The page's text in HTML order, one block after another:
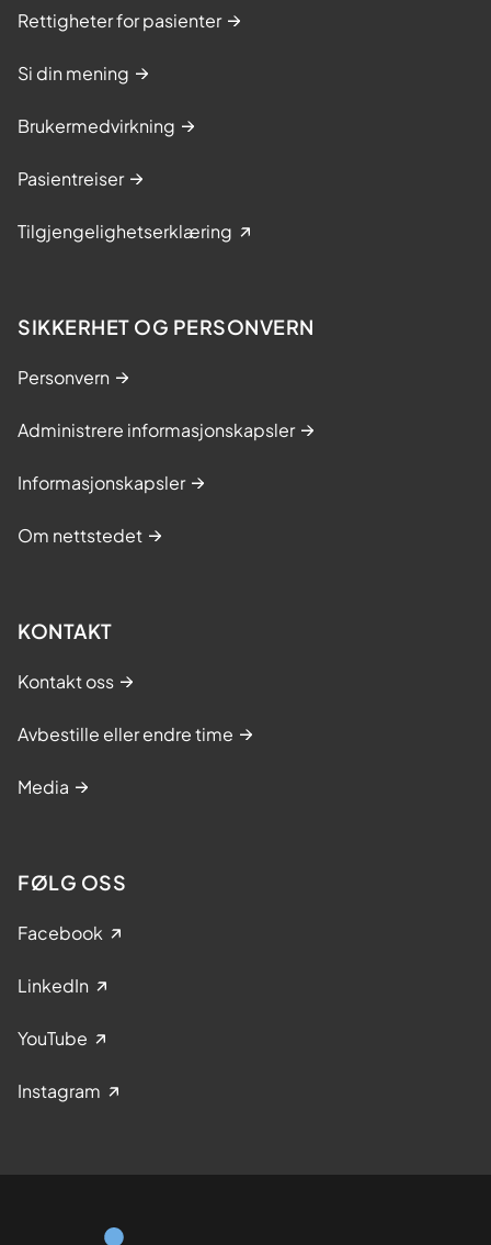
Rettigheter for pasienter
Si din mening
Brukermedvirkning
Pasientreiser
Tilgjengelighetserklæring
SIKKERHET OG PERSONVERN
Personvern
Administrere informasjonskapsler
Informasjonskapsler
Om nettstedet
KONTAKT
Kontakt oss
Avbestille eller endre time
Media
FØLG OSS
Facebook
LinkedIn
YouTube
Instagram